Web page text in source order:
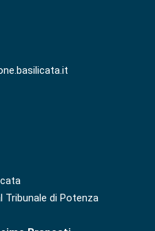
Tribunale di Potenza